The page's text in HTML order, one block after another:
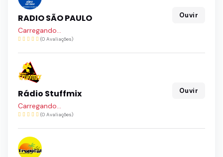
RADIO SÃO PAULO
Carregando...
(0 Avaliações)
Ouvir
Rádio Stuffmix
Carregando...
(0 Avaliações)
Ouvir